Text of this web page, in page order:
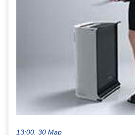
13:00, 30 Мар